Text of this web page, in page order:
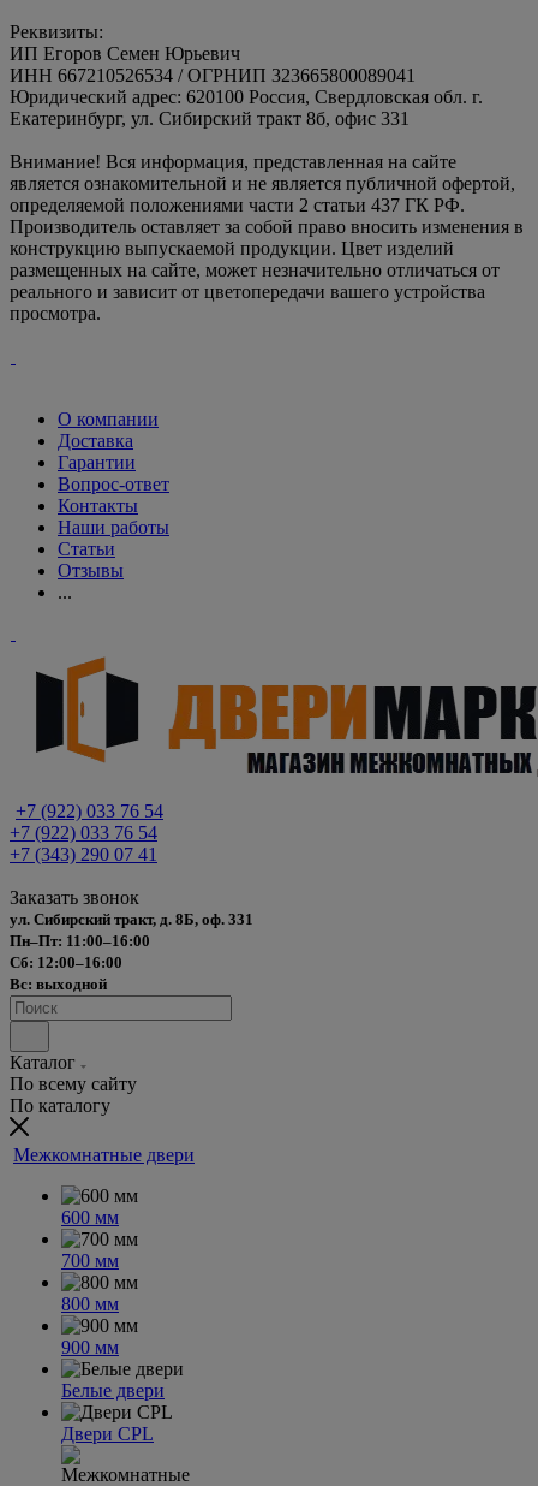
Реквизиты:
ИП Егоров Семен Юрьевич
ИНН 667210526534 / ОГРНИП 323665800089041
Юридический адрес: 620100 Россия, Свердловская обл. г.
Екатеринбург, ул. Сибирский тракт 8б, офис 331
Внимание! Вся информация, представленная на сайте
является ознакомительной и не является публичной офертой,
определяемой положениями части 2 статьи 437 ГК РФ.
Производитель оставляет за собой право вносить изменения в
конструкцию выпускаемой продукции. Цвет изделий
размещенных на сайте, может незначительно отличаться от
реального и зависит от цветопередачи вашего устройства
просмотра.
О компании
Доставка
Гарантии
Вопрос-ответ
Контакты
Наши работы
Статьи
Отзывы
...
+7 (922) 033 76 54
+7 (922) 033 76 54
+7 (343) 290 07 41
Заказать звонок
ул. Сибирский тракт, д. 8Б, оф. 331
Пн–Пт: 11:00–16:00
Сб: 12:00–16:00
Вс: выходной
Каталог
По всему сайту
По каталогу
Межкомнатные двери
600 мм
700 мм
800 мм
900 мм
Белые двери
Двери CPL